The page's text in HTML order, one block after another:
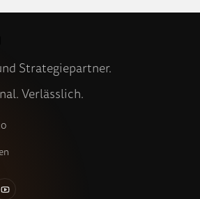
Strategiepartner.
Verlässlich.